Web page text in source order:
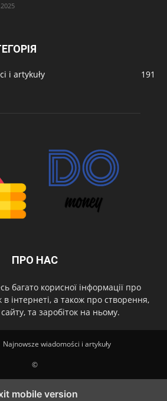
i artykuły 191
ПРО НАС
багато корисної інформації про
в інтернеті, а також про створення,
та заробіток на ньому.
Najnowsze wiadomości i artykuły
©
mobile version